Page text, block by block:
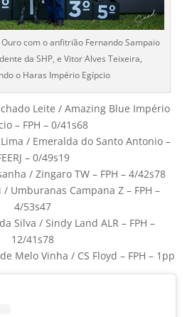
com o anfitrião Fernando Sampaio
da SHP, e Vitor Alves Teixeira,
o Haras Império Egípcio
Leite / Amazing Blue Império
– FPH – 0/41s68
/ Emeralda do Santo Antonio –
– 0/49s19
/ Zingaro TW – FPH – 4/42s78
Umburanas Campana Z – FPH –
4/53s47
Silva / Sindy Land ALR – FPH –
12/41s78
Melo Vinha / CS Floyd – FPH – 1pp